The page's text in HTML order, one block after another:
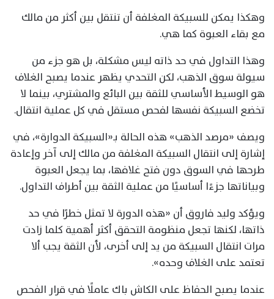
وهكذا يمكن للسبيكة المغلفة أن تنتقل بين أكثر من مالك
مع بقاء العبوة كما هي.
وهذا التداول في حد ذاته ليس مشكلة، بل هو جزء من
سيولة سوق الذهب، لكن التحدي يظهر عندما يصبح الغلاف
هو الوسيط الأساسي للثقة بين البائع والمشتري، بينما لا
تخضع السبيكة نفسها لفحص مستقل في كل عملية انتقال.
ويصف «مرصد الذهب» هذه الحالة بـ«السبيكة الدوارة»، في
إشارة إلى انتقال السبيكة المغلفة من مالك إلى آخر وإعادة
طرحها في السوق دون فتح غلافها، بما يجعل العبوة
وبياناتها جزءًا أساسيًا من عملية الثقة بين أطراف التداول.
ويؤكد وليد فاروق أن «هذه الدورة لا تمثل خطرًا في حد
ذاتها، لكنها تجعل منظومة التحقق أكثر أهمية كلما زادت
مرات انتقال السبيكة من يد إلى أخرى، لأن الثقة يجب ألا
تعتمد على الغلاف وحده».
عندما يصبح الحفاظ على الكاش باك عاملًا في قرار الفحص